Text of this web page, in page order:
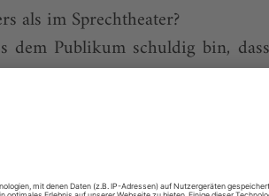
als im Sprechtheater?
dem Publikum schuldig bin,
ich stehe. Deshalb spreche ich
Stimme habe. Gerade ältere
zu verstehen. Ich übrigens
versuche ich zu erreichen,